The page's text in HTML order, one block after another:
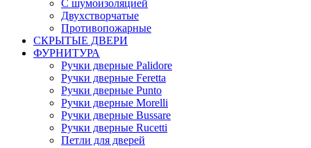
С шумоизоляцией
Двухстворчатые
Противопожарные
СКРЫТЫЕ ДВЕРИ
ФУРНИТУРА
Ручки дверные Palidore
Ручки дверные Feretta
Ручки дверные Punto
Ручки дверные Morelli
Ручки дверные Bussare
Ручки дверные Rucetti
Петли для дверей